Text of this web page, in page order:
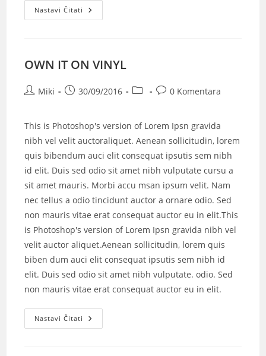
Nastavi Čitati
OWN IT ON VINYL
Miki 30/09/2016 0 Komentara
This is Photoshop's version of Lorem Ipsn gravida
nibh vel velit auctoraliquet. Aenean sollicitudin, lorem
quis bibendum auci elit consequat ipsutis sem nibh
id elit. Duis sed odio sit amet nibh vulputate cursu a
sit amet mauris. Morbi accu msan ipsum velit. Nam
nec tellus a odio tincidunt auctor a ornare odio. Sed
non mauris vitae erat consequat auctor eu in elit.This
is Photoshop's version of Lorem Ipsn gravida nibh vel
velit auctor aliquet.Aenean sollicitudin, lorem quis
biben dum auci elit consequat ipsutis sem nibh id
elit. Duis sed odio sit amet nibh vulputate. odio. Sed
non mauris vitae erat consequat auctor eu in elit.
Nastavi Čitati